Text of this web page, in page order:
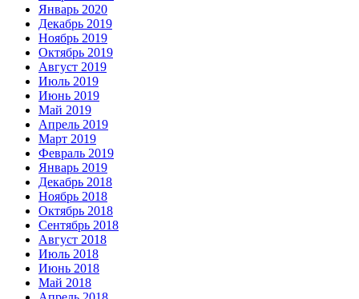
Январь 2020
Декабрь 2019
Ноябрь 2019
Октябрь 2019
Август 2019
Июль 2019
Июнь 2019
Май 2019
Апрель 2019
Март 2019
Февраль 2019
Январь 2019
Декабрь 2018
Ноябрь 2018
Октябрь 2018
Сентябрь 2018
Август 2018
Июль 2018
Июнь 2018
Май 2018